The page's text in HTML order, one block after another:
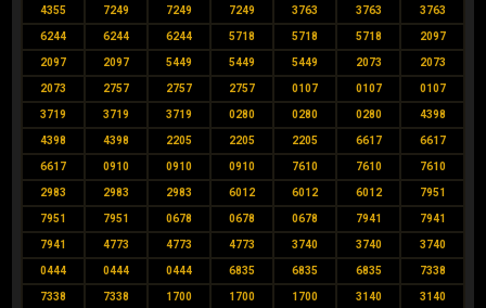
4355 7249 7249 7249 3763 3763 3763
6244 6244 6244 5718 5718 5718 2097
2097 2097 5449 5449 5449 2073 2073
2073 2757 2757 2757 0107 0107 0107
3719 3719 3719 0280 0280 0280 4398
4398 4398 2205 2205 2205 6617 6617
6617 0910 0910 0910 7610 7610 7610
2983 2983 2983 6012 6012 6012 7951
7951 7951 0678 0678 0678 7941 7941
7941 4773 4773 4773 3740 3740 3740
0444 0444 0444 6835 6835 6835 7338
7338 7338 1700 1700 1700 3140 3140